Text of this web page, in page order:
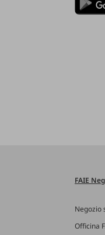
FAIE
Negozio
Officina